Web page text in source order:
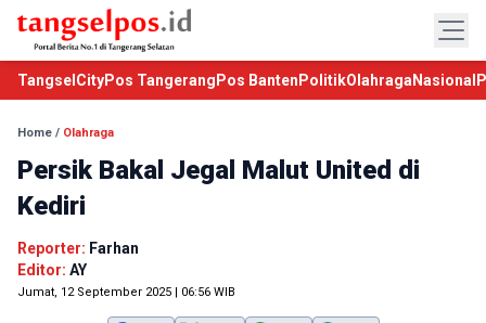
TangselCityPos Tangerang Pos Banten PolitikOlahraga Nasional
Home / Olahraga
Persik Bakal Jegal Malut United di
Kediri
Reporter: Farhan
Editor: AY
Jumat, 12 September 2025 | 06:56 WIB